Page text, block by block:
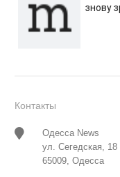
знову
Контакты
Одесса News
ул. Сегедская, 18
65009, Одесса